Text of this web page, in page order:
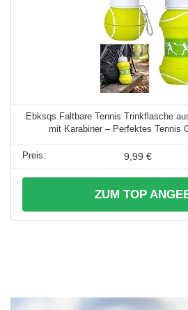
Ebksqs Faltbare Tennis Trinkflasche
mit Karabiner – Perfektes Tennis
9,99 €
ZUM TOP